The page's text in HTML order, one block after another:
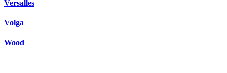
Versalles
Volga
Wood